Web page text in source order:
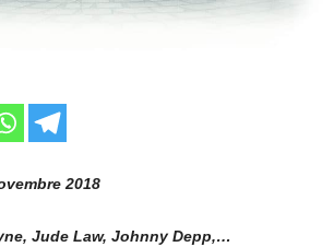
2018
Jude Law, Johnny Depp,…